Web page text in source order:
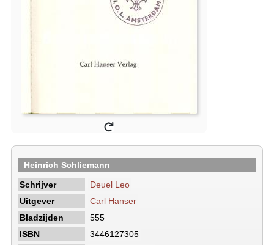
Heinrich Schliemann
Schrijver
Deuel Leo
Uitgever
Carl Hanser
Bladzijden
555
ISBN
3446127305